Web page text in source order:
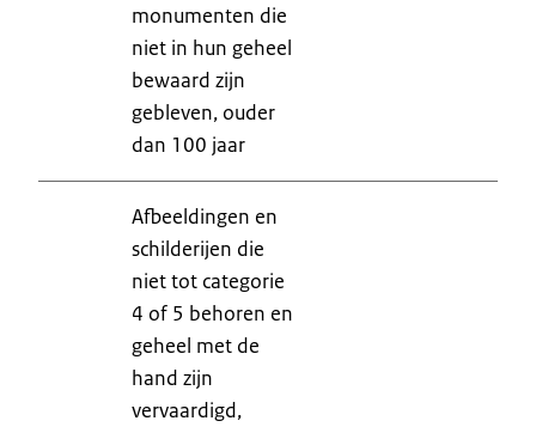
monumenten die
niet in hun geheel
bewaard zijn
gebleven, ouder
dan 100 jaar
Afbeeldingen en
schilderijen die
niet tot categorie
4 of 5 behoren en
geheel met de
hand zijn
vervaardigd,